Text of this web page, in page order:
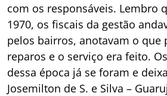
com os responsáveis. Lembro
1970, os fiscais da gestão
pelos bairros, anotavam o que
reparos e o serviço era feito.
dessa época já se foram e
Josemilton de S. e Silva –